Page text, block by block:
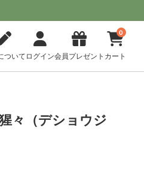
ついて ログイン会員プレゼント
0
カート
々（デショウジ